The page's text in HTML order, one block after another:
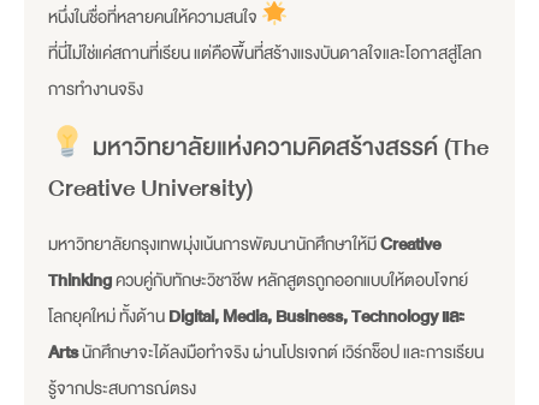
หนึ่งในชื่อที่หลายคนให้ความสนใจ
ที่นี่ไม่ใช่แค่สถานที่เรียน แต่คือพื้นที่สร้างแรงบันดาลใจและโอกาสสู่โลก
การทำงานจริง
มหาวิทยาลัยแห่งความคิดสร้างสรรค์ (The
Creative University)
มหาวิทยาลัยกรุงเทพมุ่งเน้นการพัฒนานักศึกษาให้มีCreative
Thinkingควบคู่กับทักษะวิชาชีพ หลักสูตรถูกออกแบบให้ตอบโจทย์
โลกยุคใหม่ ทั้งด้านDigital, Media, Business, Technology และ
Artsนักศึกษาจะได้ลงมือทำจริง ผ่านโปรเจกต์ เวิร์กช็อป และการเรียน
รู้จากประสบการณ์ตรง